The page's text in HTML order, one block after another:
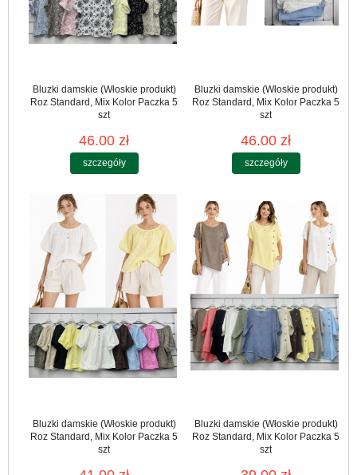
Bluzki damskie (Włoskie produkt)
Roz Standard, Mix Kolor Paczka 5
szt
46.00 zł
szczegóły
Bluzki damskie (Włoskie produkt)
Roz Standard, Mix Kolor Paczka 5
szt
46.00 zł
szczegóły
Bluzki damskie (Włoskie produkt)
Roz Standard, Mix Kolor Paczka 5
szt
Bluzki damskie (Włoskie produkt)
Roz Standard, Mix Kolor Paczka 5
szt